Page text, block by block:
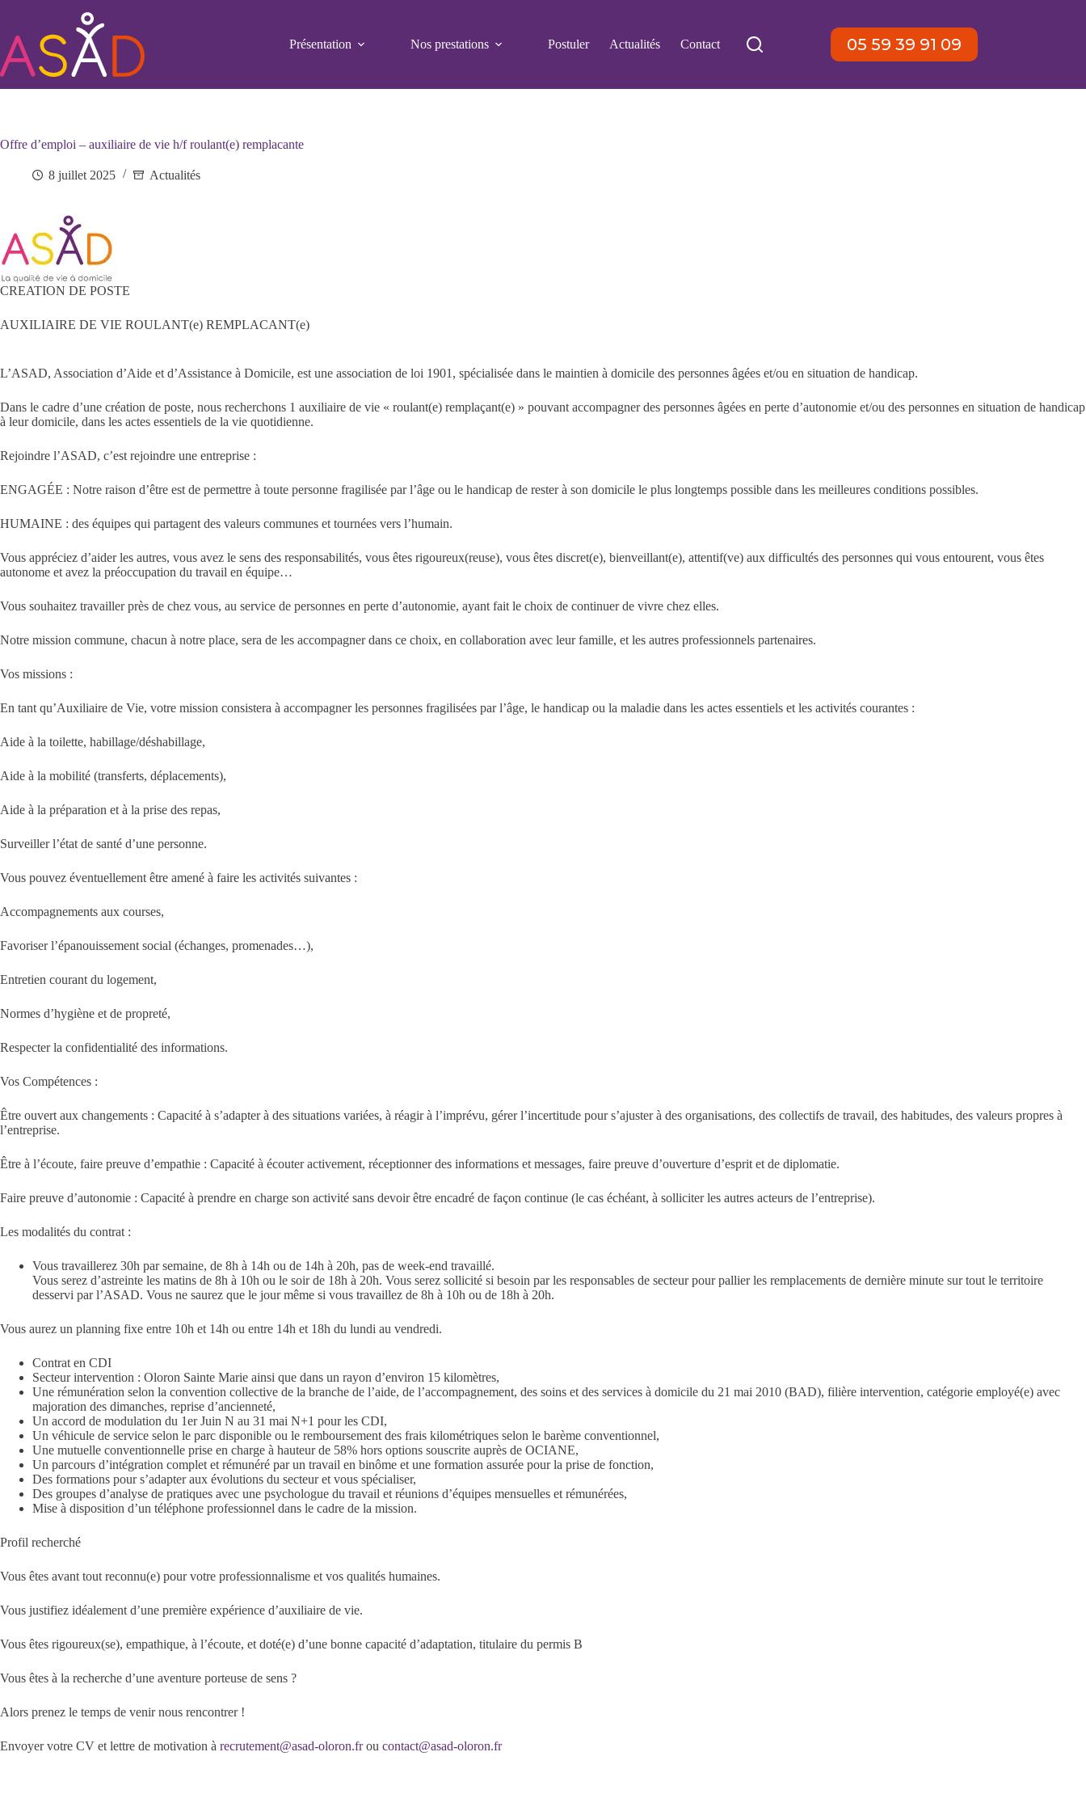
contenu
Présentation Nos prestations Postuler Actualités Contact 05 59 39 91 09
Offre d’emploi – auxiliaire de vie h/f roulant(e) remplacante
8 juillet 2025 Actualités
CREATION DE POSTE
AUXILIAIRE DE VIE ROULANT(e) REMPLACANT(e)
L’ASAD, Association d’Aide et d’Assistance à Domicile, est une association de loi 1901, spécialisée dans le maintien à domicile des personnes âgées et/ou en situation de handicap.
Dans le cadre d’une création de poste, nous recherchons 1 auxiliaire de vie « roulant(e) remplaçant(e) » pouvant accompagner des personnes âgées en perte d’autonomie et/ou des personnes en situation de handicap
à leur domicile, dans les actes essentiels de la vie quotidienne.
Rejoindre l’ASAD, c’est rejoindre une entreprise :
ENGAGÉE : Notre raison d’être est de permettre à toute personne fragilisée par l’âge ou le handicap de rester à son domicile le plus longtemps possible dans les meilleures conditions possibles.
HUMAINE : des équipes qui partagent des valeurs communes et tournées vers l’humain.
Vous appréciez d’aider les autres, vous avez le sens des responsabilités, vous êtes rigoureux(reuse), vous êtes discret(e), bienveillant(e), attentif(ve) aux difficultés des personnes qui vous entourent, vous êtes
autonome et avez la préoccupation du travail en équipe…
Vous souhaitez travailler près de chez vous, au service de personnes en perte d’autonomie, ayant fait le choix de continuer de vivre chez elles.
Notre mission commune, chacun à notre place, sera de les accompagner dans ce choix, en collaboration avec leur famille, et les autres professionnels partenaires.
Vos missions :
En tant qu’Auxiliaire de Vie, votre mission consistera à accompagner les personnes fragilisées par l’âge, le handicap ou la maladie dans les actes essentiels et les activités courantes :
Aide à la toilette, habillage/déshabillage,
Aide à la mobilité (transferts, déplacements),
Aide à la préparation et à la prise des repas,
Surveiller l’état de santé d’une personne.
Vous pouvez éventuellement être amené à faire les activités suivantes :
Accompagnements aux courses,
Favoriser l’épanouissement social (échanges, promenades…),
Entretien courant du logement,
Normes d’hygiène et de propreté,
Respecter la confidentialité des informations.
Vos Compétences :
Être ouvert aux changements : Capacité à s’adapter à des situations variées, à réagir à l’imprévu, gérer l’incertitude pour s’ajuster à des organisations, des collectifs de travail, des habitudes, des valeurs propres à
l’entreprise.
Être à l’écoute, faire preuve d’empathie : Capacité à écouter activement, réceptionner des informations et messages, faire preuve d’ouverture d’esprit et de diplomatie.
Faire preuve d’autonomie : Capacité à prendre en charge son activité sans devoir être encadré de façon continue (le cas échéant, à solliciter les autres acteurs de l’entreprise).
Les modalités du contrat :
Vous travaillerez 30h par semaine, de 8h à 14h ou de 14h à 20h, pas de week-end travaillé.
Vous serez d’astreinte les matins de 8h à 10h ou le soir de 18h à 20h. Vous serez sollicité si besoin par les responsables de secteur pour pallier les remplacements de dernière minute sur tout le territoire
desservi par l’ASAD. Vous ne saurez que le jour même si vous travaillez de 8h à 10h ou de 18h à 20h.
Vous aurez un planning fixe entre 10h et 14h ou entre 14h et 18h du lundi au vendredi.
Contrat en CDI
Secteur intervention : Oloron Sainte Marie ainsi que dans un rayon d’environ 15 kilomètres,
Une rémunération selon la convention collective de la branche de l’aide, de l’accompagnement, des soins et des services à domicile du 21 mai 2010 (BAD), filière intervention, catégorie employé(e) avec
majoration des dimanches, reprise d’ancienneté,
Un accord de modulation du 1er Juin N au 31 mai N+1 pour les CDI,
Un véhicule de service selon le parc disponible ou le remboursement des frais kilométriques selon le barème conventionnel,
Une mutuelle conventionnelle prise en charge à hauteur de 58% hors options souscrite auprès de OCIANE,
Un parcours d’intégration complet et rémunéré par un travail en binôme et une formation assurée pour la prise de fonction,
Des formations pour s’adapter aux évolutions du secteur et vous spécialiser,
Des groupes d’analyse de pratiques avec une psychologue du travail et réunions d’équipes mensuelles et rémunérées,
Mise à disposition d’un téléphone professionnel dans le cadre de la mission.
Profil recherché
Vous êtes avant tout reconnu(e) pour votre professionnalisme et vos qualités humaines.
Vous justifiez idéalement d’une première expérience d’auxiliaire de vie.
Vous êtes rigoureux(se), empathique, à l’écoute, et doté(e) d’une bonne capacité d’adaptation, titulaire du permis B
Vous êtes à la recherche d’une aventure porteuse de sens ?
Alors prenez le temps de venir nous rencontrer !
Envoyer votre CV et lettre de motivation à recrutement@asad-oloron.frou contact@asad-oloron.fr